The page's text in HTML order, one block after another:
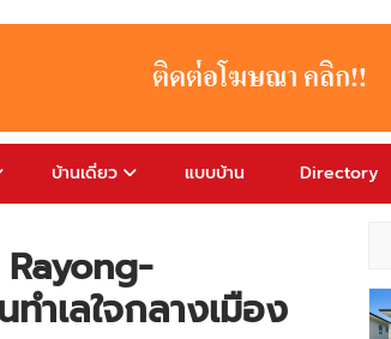
บ้านเดี่ยว แบบบ้าน Directory
ำเลใจกลางเมือง